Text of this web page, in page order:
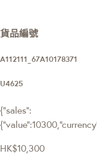
貨品編號
A112111_67A10178371
U4625
{"sales":
HK$10,300